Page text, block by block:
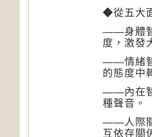
◆從五大
——身體
度，激發
——情緒
的態度中
——內在
種聲音。
——人際
互依存關